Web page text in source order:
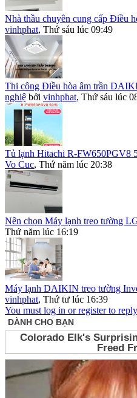
Nhà thầu chuyên cung cấp Điều
vinhphat, Thứ sáu lúc 09:49
Thi công Điều hòa âm trần
nghiệ bởi vinhphat, Thứ sáu lúc
Tủ lạnh Hitachi R-FW650PGV8
Vo Cuc, Thứ năm lúc 20:38
Nên chọn Máy lạnh treo tường
Thứ năm lúc 16:19
Máy lạnh DAIKIN treo tường
vinhphat, Thứ tư lúc 16:39
You must log in or register to